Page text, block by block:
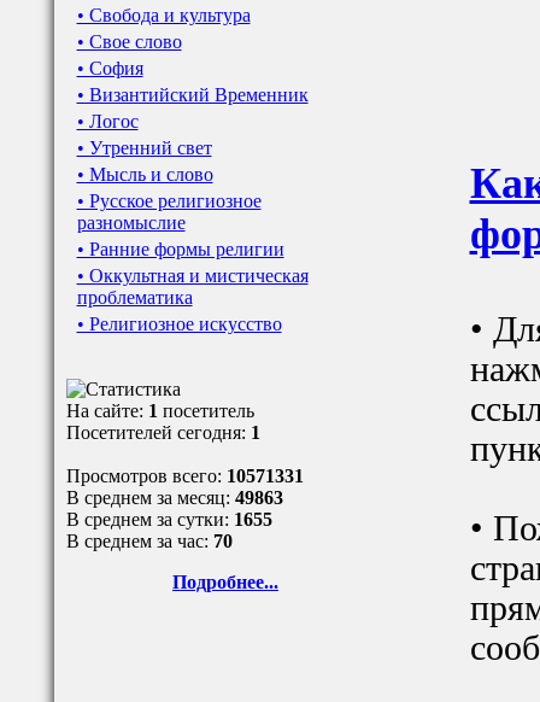
• Свобода и культура
• Свое слово
• София
• Византийский Временник
• Логос
• Утренний свет
• Мысль и слово
• Русское религиозное
разномыслие
• Ранние формы религии
• Оккультная и мистическая
проблематика
• Религиозное искусство
На сайте: 1 посетитель
Посетителей сегодня: 1
Просмотров всего: 10571331
В среднем за месяц: 49863
В среднем за сутки: 1655
В среднем за час: 70
Подробнее...
•
•